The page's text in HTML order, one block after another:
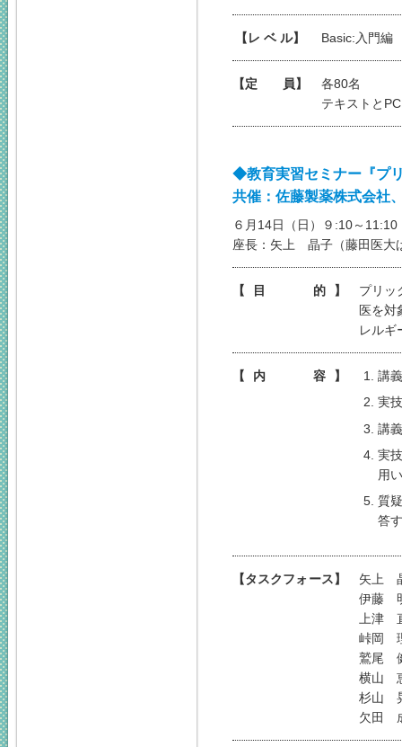
【レ ベ ル】 Basic:入門編
【定 員】
各80名
テキストと
◆教育実習セミナー『プ
共催：佐藤製薬株式会社
６月14日（日）９:10～
座長：矢上 晶子（藤田医大
【目 的】
プリッ
医を対
レルギ
【内 容】
講
実
講
実
用
質
答
【タスクフォース】
矢上
伊藤
上津
峠岡
鷲尾
横山
杉山
欠田